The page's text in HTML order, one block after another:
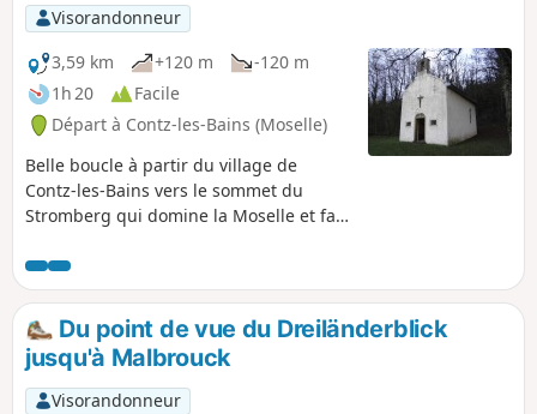
Visorandonneur
3,59 km
+120 m
-120 m
1h 20
Facile
Départ à Contz-les-Bains (Moselle)
Belle boucle à partir du village de
Contz-les-Bains vers le sommet du
Stromberg qui domine la Moselle et fait
Du point de vue du Dreiländerblick
jusqu'à Malbrouck
Visorandonneur